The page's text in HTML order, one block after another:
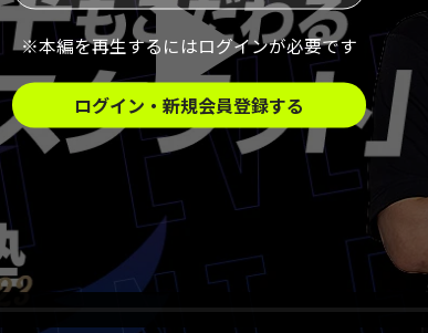
※本編を再生するにはログインが必要です
ログイン・新規会員登録する